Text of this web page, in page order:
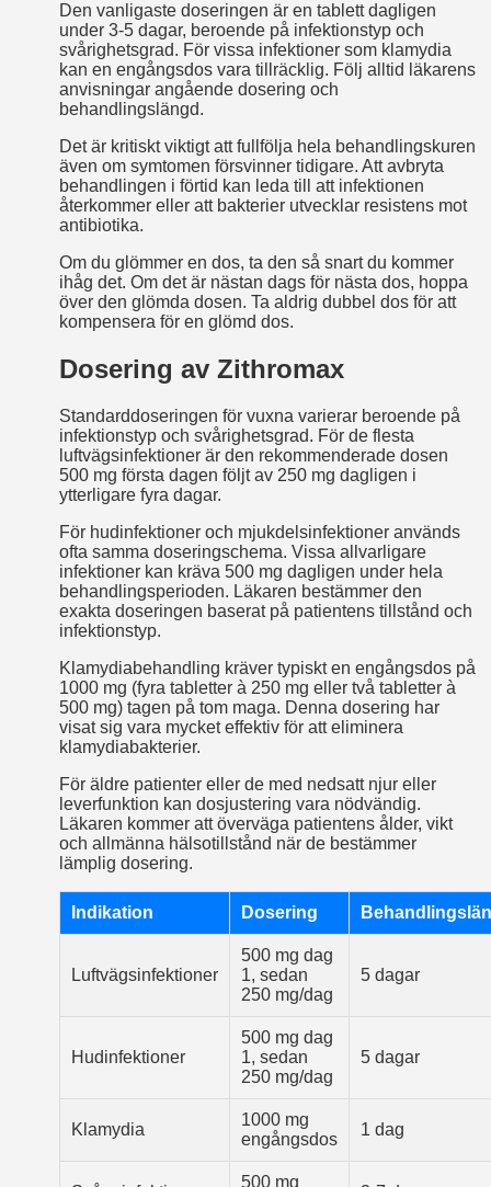
Den vanligaste doseringen är en tablett dagligen
under 3-5 dagar, beroende på infektionstyp och
svårighetsgrad. För vissa infektioner som klamydia
kan en engångsdos vara tillräcklig. Följ alltid läkarens
anvisningar angående dosering och
behandlingslängd.
Det är kritiskt viktigt att fullfölja hela behandlingskuren
även om symtomen försvinner tidigare. Att avbryta
behandlingen i förtid kan leda till att infektionen
återkommer eller att bakterier utvecklar resistens mot
antibiotika.
Om du glömmer en dos, ta den så snart du kommer
ihåg det. Om det är nästan dags för nästa dos, hoppa
över den glömda dosen. Ta aldrig dubbel dos för att
kompensera för en glömd dos.
Dosering av Zithromax
Standarddoseringen för vuxna varierar beroende på
infektionstyp och svårighetsgrad. För de flesta
luftvägsinfektioner är den rekommenderade dosen
500 mg första dagen följt av 250 mg dagligen i
ytterligare fyra dagar.
För hudinfektioner och mjukdelsinfektioner används
ofta samma dosering­schema. Vissa allvarligare
infektioner kan kräva 500 mg dagligen under hela
behandlingsperioden. Läkaren bestämmer den
exakta doseringen baserat på patientens tillstånd och
infektionstyp.
Klamydiabehandling kräver typiskt en engångsdos på
1000 mg (fyra tabletter à 250 mg eller två tabletter à
500 mg) tagen på tom maga. Denna dosering har
visat sig vara mycket effektiv för att eliminera
klamydiabakterier.
För äldre patienter eller de med nedsatt njur­ eller
leverfunktion kan dosjustering vara nödvändig.
Läkaren kommer att överväga patientens ålder, vikt
och allmänna hälsotillstånd när de bestämmer
lämplig dosering.
Indikation Dosering
Luftvägsinfektioner
500 mg dag
1, sedan
250 mg/dag
5 dagar
Hudinfektioner
500 mg dag
1, sedan
250 mg/dag
5 dagar
Klamydia
1000 mg
engångsdos
1 dag
500 mg